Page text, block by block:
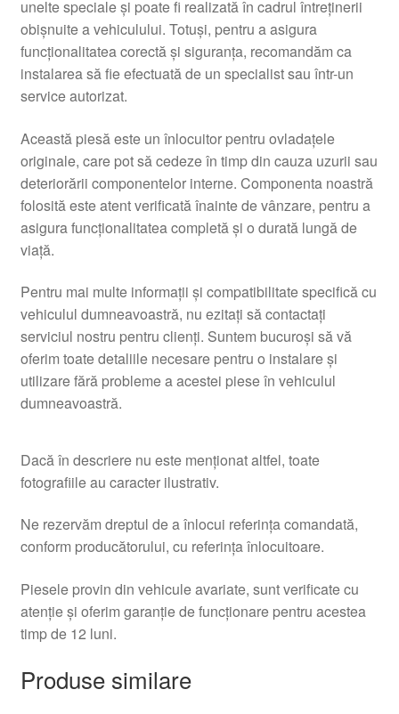
unelte speciale și poate fi realizată în cadrul întreținerii
obișnuite a vehiculului. Totuși, pentru a asigura
funcționalitatea corectă și siguranța, recomandăm ca
instalarea să fie efectuată de un specialist sau într-un
service autorizat.
Această piesă este un înlocuitor pentru ovladațele
originale, care pot să cedeze în timp din cauza uzurii sau
deteriorării componentelor interne. Componenta noastră
folosită este atent verificată înainte de vânzare, pentru a
asigura funcționalitatea completă și o durată lungă de
viață.
Pentru mai multe informații și compatibilitate specifică cu
vehiculul dumneavoastră, nu ezitați să contactați
serviciul nostru pentru clienți. Suntem bucuroși să vă
oferim toate detaliile necesare pentru o instalare și
utilizare fără probleme a acestei piese în vehiculul
dumneavoastră.
Dacă în descriere nu este menționat altfel, toate
fotografiile au caracter ilustrativ.
Ne rezervăm dreptul de a înlocui referința comandată,
conform producătorului, cu referința înlocuitoare.
Piesele provin din vehicule avariate, sunt verificate cu
atenție și oferim garanție de funcționare pentru acestea
timp de 12 luni.
Produse similare